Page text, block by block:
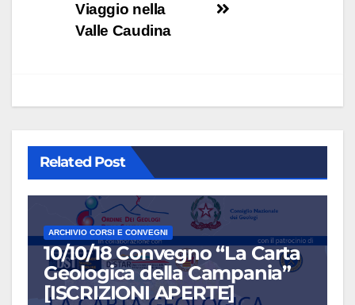
Viaggio nella
Valle Caudina
Related Post
ARCHIVIO CORSI E CONVEGNI
10/10/18 Convegno “La Carta
Geologica della Campania”
[ISCRIZIONI APERTE]